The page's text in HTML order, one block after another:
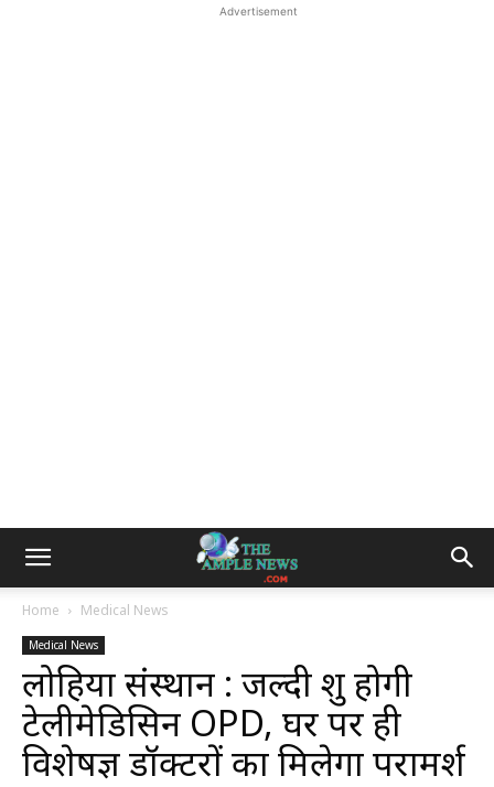
Advertisement
Home Medical News
Medical News
लोहिया संस्थान : जल्दी शुरू होगी
टेलीमेडिसिन OPD, घर पर ही
विशेषज्ञ डॉक्टरों का मिलेगा परामर्श